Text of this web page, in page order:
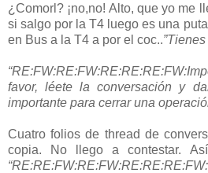
¿Comorl? ¡no,no! Alto, que yo me
si salgo por la T4 luego es una
en Bus a la T4 a por el coc..
favor, léete la conversación y
importante para cerrar una
Cuatro folios de thread de
copia. No llego a contestar.